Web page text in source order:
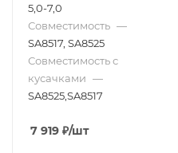
5,0-7,0
Совместимость —
SA8517, SA8525
Совместимость с
кусачками —
SA8525,SA8517
7 919 ₽/шт